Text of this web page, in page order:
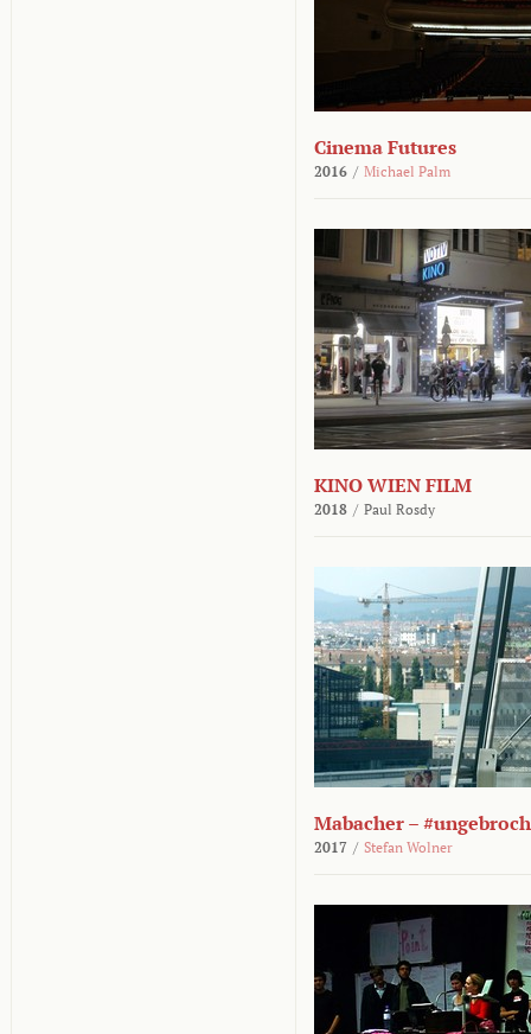
Cinema Futures
2016 / Michael Palm
KINO WIEN FILM
2018 / Paul Rosdy
Mabacher –
2017 / Stefan Wolner